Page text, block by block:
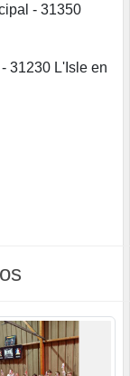
- 31350
31230 L'Isle en